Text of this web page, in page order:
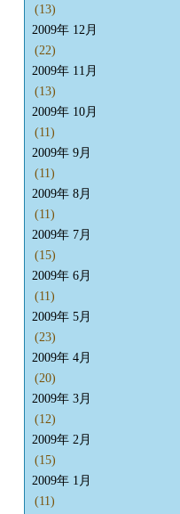
(13)
2009年 12月
(22)
2009年 11月
(13)
2009年 10月
(11)
2009年 9月
(11)
2009年 8月
(11)
2009年 7月
(15)
2009年 6月
(11)
2009年 5月
(23)
2009年 4月
(20)
2009年 3月
(12)
2009年 2月
(15)
2009年 1月
(11)